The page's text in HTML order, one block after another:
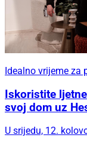
Idealno vrijeme za
Iskoristite
svoj dom uz
U srijedu, 12.